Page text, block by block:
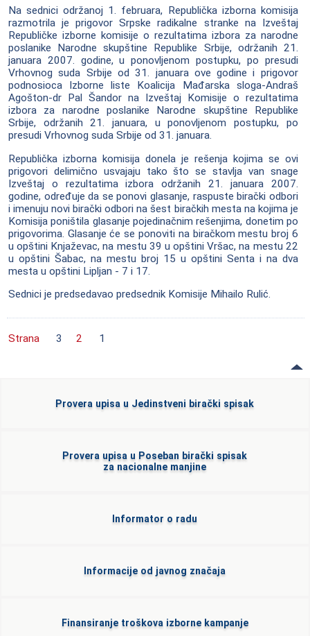
Na sednici održanoj 1. februara, Republička izborna komisija
razmotrila je prigovor Srpske radikalne stranke na Izveštaj
Republičke izborne komisije o rezultatima izbora za narodne
poslanike Narodne skupštine Republike Srbije, održanih 21.
januara 2007. godine, u ponovljenom postupku, po presudi
Vrhovnog suda Srbije od 31. januara ove godine i prigovor
podnosioca Izborne liste Koalicija Mađarska sloga-Andraš
Agošton-dr Pal Šandor na Izveštaj Komisije o rezultatima
izbora za narodne poslanike Narodne skupštine Republike
Srbije, održanih 21. januara, u ponovljenom postupku, po
presudi Vrhovnog suda Srbije od 31. januara.
Republička izborna komisija donela je rešenja kojima se ovi
prigovori delimično usvajaju tako što se stavlja van snage
Izveštaj o rezultatima izbora održanih 21. januara 2007.
godine, određuje da se ponovi glasanje, raspuste birački odbori
i imenuju novi birački odbori na šest biračkih mesta na kojima je
Komisija poništila glasanje pojedinačnim rešenjima, donetim po
prigovorima. Glasanje će se ponoviti na biračkom mestu broj 6
u opštini Knjaževac, na mestu 39 u opštini Vršac, na mestu 22
u opštini Šabac, na mestu broj 15 u opštini Senta i na dva
mesta u opštini Lipljan - 7 i 17.
Sednici je predsedavao predsednik Komisije Mihailo Rulić.
Strana 3 2 1
Provera upisa u Jedinstveni birački spisak
Provera upisa u Poseban birački spisak
za nacionalne manjine
Informator o radu
Informacije od javnog značaja
Finansiranje troškova izborne kampanje